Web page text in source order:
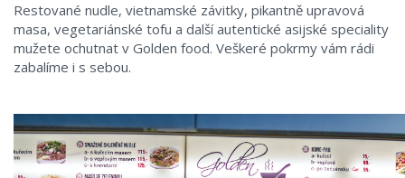
Restované nudle, vietnamské závitky, pikantně upravová
masa, vegetariánské tofu a další autentické asijské speciality
mužete ochutnat v Golden food. Veškeré pokrmy vám rádi
zabalíme i s sebou.